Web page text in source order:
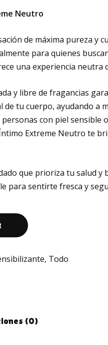
Neutro
de máxima pureza y
para quienes
una experiencia neutra
y libre de fragancias
tu cuerpo, ayudando a
con piel
Extreme Neutro te
que prioriza tu salud
para sentirte fresca y
, Todo
(0)